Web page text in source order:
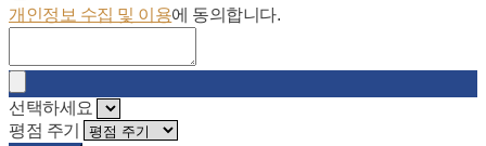
개인정보 수집 및 이용에 동의합니다.
선택하세요
평점 주기